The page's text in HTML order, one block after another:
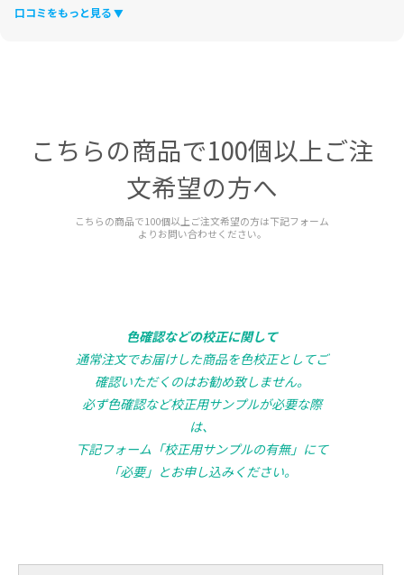
口コミをもっと見る
こちらの商品で100個以上ご注
文希望の方へ
こちらの商品で100個以上ご注文希望の方は下記フォーム
よりお問い合わせください。
色確認などの校正に関して
通常注文でお届けした商品を色校正としてご
確認いただくのはお勧め致しません。
必ず色確認など校正用サンプルが必要な際
は、
下記フォーム「校正用サンプルの有無」にて
「必要」とお申し込みください。